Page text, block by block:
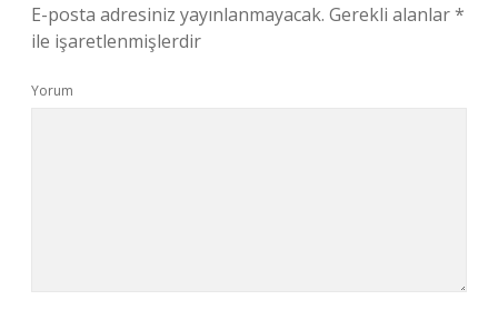
E-posta adresiniz yayınlanmayacak. Gerekli alanlar*
ile işaretlenmişlerdir
Yorum